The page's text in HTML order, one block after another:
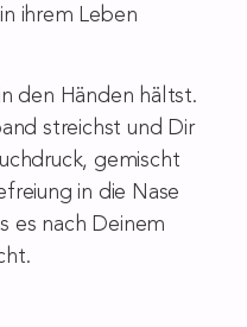
in ihrem Leben
den Händen hältst.
streichst und Dir
gemischt
in die Nase
es nach Deinem